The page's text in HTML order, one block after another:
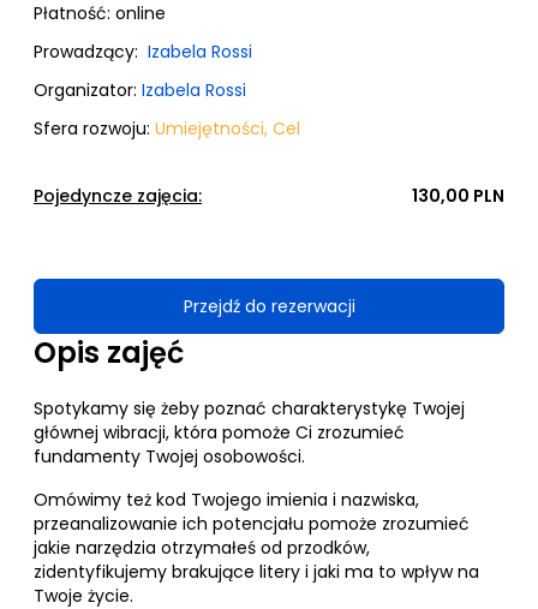
Płatność: online
Prowadzący: Izabela Rossi
Organizator: Izabela Rossi
Sfera rozwoju: Umiejętności, Cel
Pojedyncze zajęcia: 130,00 PLN
Przejdź do rezerwacji
Opis zajęć
Spotykamy się żeby poznać charakterystykę Twojej
głównej wibracji, która pomoże Ci zrozumieć
fundamenty Twojej osobowości.
Omówimy też kod Twojego imienia i nazwiska,
przeanalizowanie ich potencjału pomoże zrozumieć
jakie narzędzia otrzymałeś od przodków,
zidentyfikujemy brakujące litery i jaki ma to wpływ na
Twoje życie.